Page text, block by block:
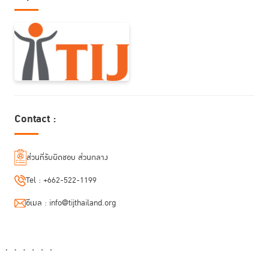
Contact :
ส่วนที่รับผิดชอบ ส่วนกลาง
Tel : +662-522-1199
อีเมล : info@tijthailand.org